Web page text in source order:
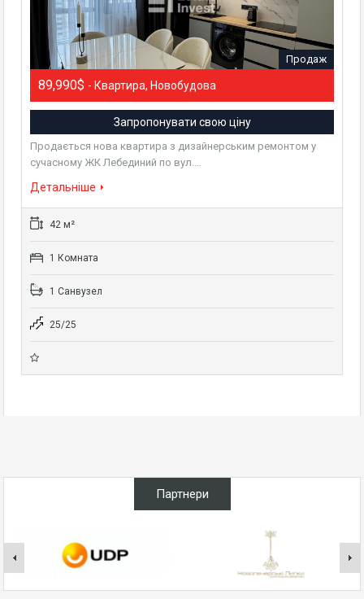
Продаж
89,990$ - Квартира, Новобудова
Запропонувати свою ціну
Продається нова квартира з дизайнерським ремонтом у
сучасному ЖК Лебединий по вул.…
Детальніше
42 м²
1 Комната
1 Санвузел
25/25
Партнери